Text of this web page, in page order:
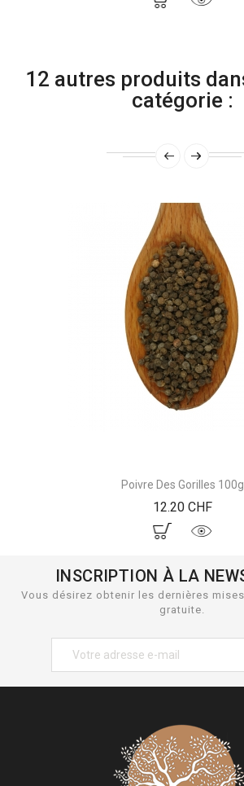
12 autres produits
catégorie :
Poivre Des Gorilles 100g
12.20 CHFPrix
INSCRIPTION À LA
Vous désirez obtenir les dernières
gratuite.